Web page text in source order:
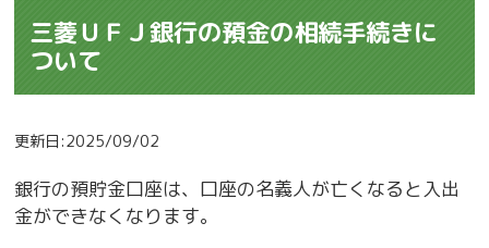
三菱ＵＦＪ銀行の預金の相続手続きに
ついて
更新日:2025/09/02
銀行の預貯金口座は、口座の名義人が亡くなると入出
金ができなくなります。